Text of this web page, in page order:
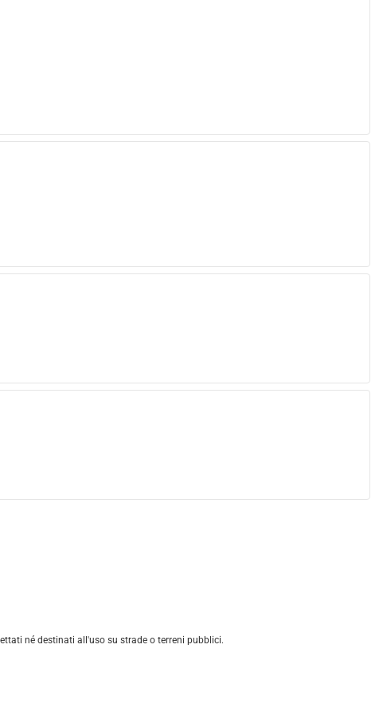
né destinati all'uso su strade o terreni pubblici.